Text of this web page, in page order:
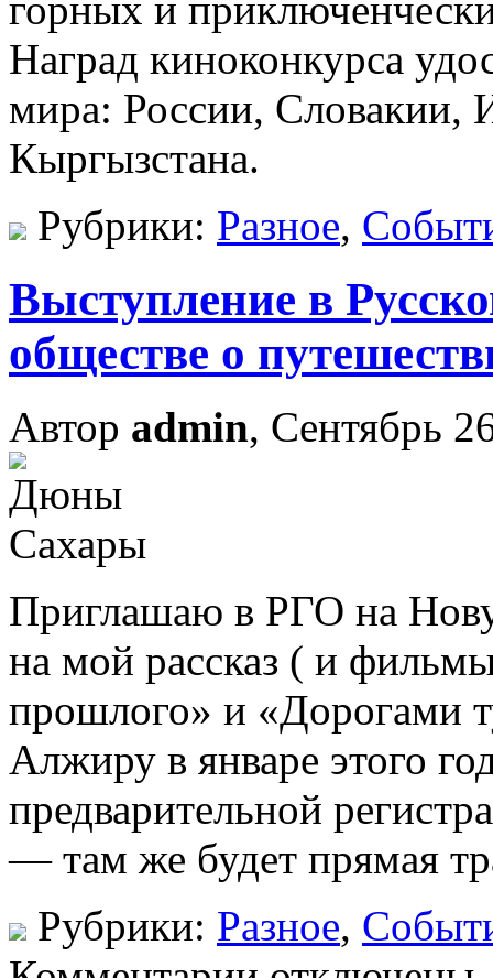
Наград киноконкурса
мира: России, Словакии,
Кыргызстана.
Рубрики: Разное,
Выступление в
обществе о
Автор admin, Сентябрь
Приглашаю в РГО на
на мой рассказ ( и
прошлого» и «Дорогами
Алжиру в январе этого
предварительной
— там же будет прямая
Рубрики: Разное,